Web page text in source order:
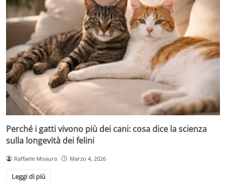
Perché i gatti vivono più dei cani: cosa dice la scienza
sulla longevità dei felini
Raffaele Moauro Marzo 4, 2026
Leggi di più